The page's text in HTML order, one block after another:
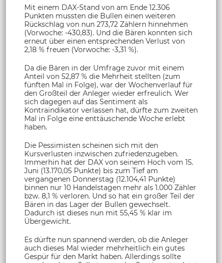
Mit einem DAX-Stand von am Ende 12.306
Punkten mussten die Bullen einen weiteren
Rückschlag von nun 273,72 Zählern hinnehmen
(Vorwoche: -430,83). Und die Bären konnten sich
erneut über einen entsprechenden Verlust von
2,18 % freuen (Vorwoche: -3,31 %).
Da die Bären in der Umfrage zuvor mit einem
Anteil von 52,87 % die Mehrheit stellten (zum
fünften Mal in Folge), war der Wochenverlauf für
den Großteil der Anleger wieder erfreulich. Wer
sich dagegen auf das Sentiment als
Kontraindikator verlassen hat, dürfte zum zweiten
Mal in Folge eine enttäuschende Woche erlebt
haben.
Die Pessimisten scheinen sich mit den
Kursverlusten inzwischen zufriedenzugeben.
Immerhin hat der DAX von seinem Hoch vom 15.
Juni (13.170,05 Punkte) bis zum Tief am
vergangenen Donnerstag (12.104,41 Punkte)
binnen nur 10 Handelstagen mehr als 1.000 Zähler
bzw. 8,1 % verloren. Und so hat ein großer Teil der
Bären in das Lager der Bullen gewechselt.
Dadurch ist dieses nun mit 55,45 % klar im
Übergewicht.
Es dürfte nun spannend werden, ob die Anleger
auch dieses Mal wieder mehrheitlich ein gutes
Gespür für den Markt haben. Allerdings sollte